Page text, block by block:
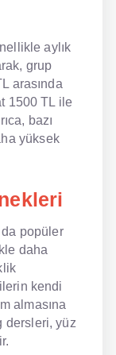
aylık
grup
arasında
1500 TL ile
bazı
yüksek
da popüler
daha
kendi
almasına
dersleri, yüz